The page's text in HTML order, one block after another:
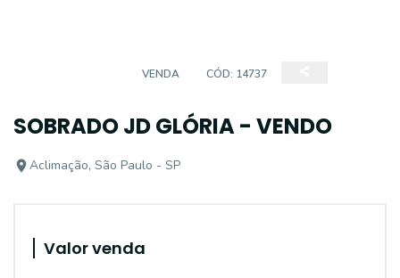
VENDA CÓD: 14737
SOBRADO JD GLÓRIA - VENDO
Aclimação, São Paulo - SP
Valor venda